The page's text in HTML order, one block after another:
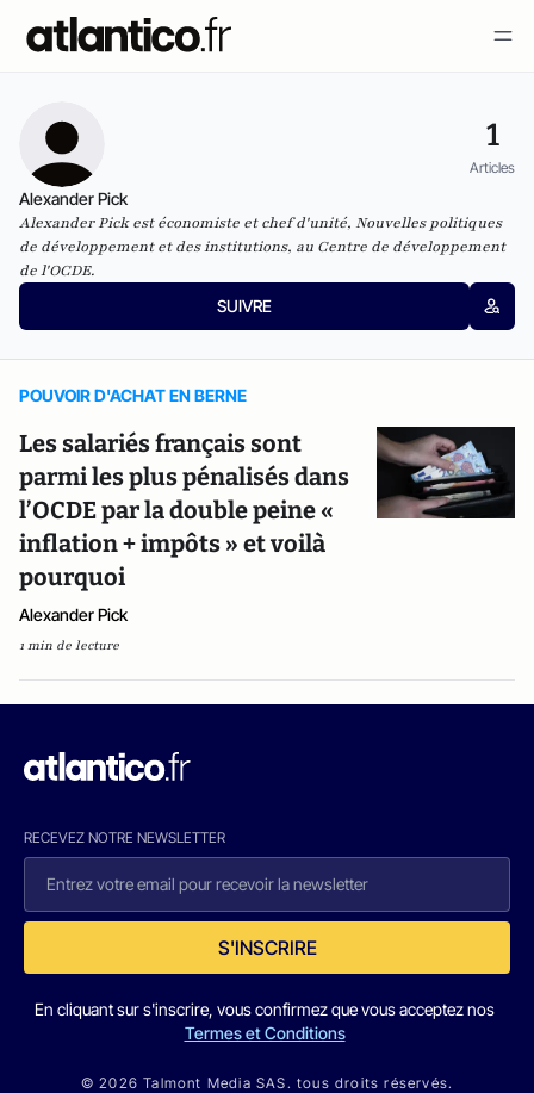
1
Articles
Alexander Pick
Alexander Pick est économiste et chef d'unité, Nouvelles politiques
de développement et des institutions, au Centre de développement
de l'OCDE.
SUIVRE
POUVOIR D'ACHAT EN BERNE
Les salariés français sont
parmi les plus pénalisés dans
l’OCDE par la double peine «
inflation + impôts » et voilà
pourquoi
Alexander Pick
1 min de lecture
RECEVEZ NOTRE NEWSLETTER
S'INSCRIRE
En cliquant sur s'inscrire, vous confirmez que vous acceptez nos
Termes et Conditions
© 2026 Talmont Media SAS. tous droits réservés.